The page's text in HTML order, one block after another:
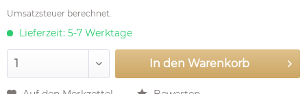
Umsatzsteuer berechnet.
Lieferzeit: 5-7 Werktage
In den Warenkorb